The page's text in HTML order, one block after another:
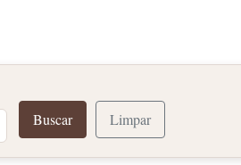
Buscar Limpar